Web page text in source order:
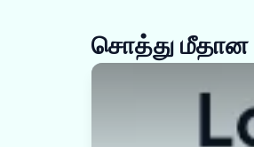
சொத்து மீதான